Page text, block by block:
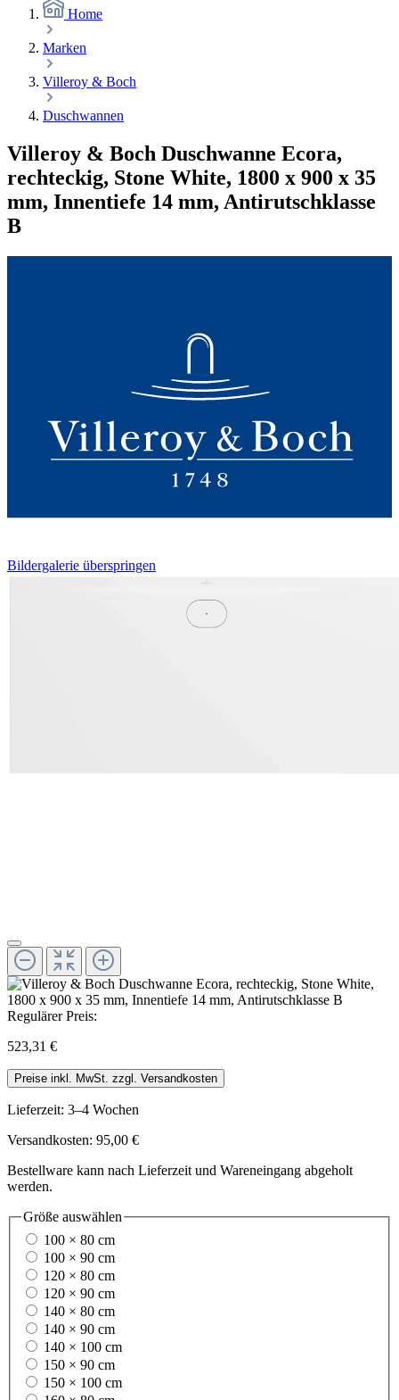
Home
Marken
Villeroy & Boch
Duschwannen
Villeroy & Boch Duschwanne Ecora,
rechteckig, Stone White, 1800 x 900 x 35
mm, Innentiefe 14 mm, Antirutschklasse
B
Bildergalerie überspringen
Regulärer Preis:
523,31 €
Preise inkl. MwSt. zzgl. Versandkosten
Lieferzeit: 3–4 Wochen
Versandkosten: 95,00 €
Bestellware kann nach Lieferzeit und Wareneingang abgeholt
werden.
Größe auswählen
100 × 80 cm
100 × 90 cm
120 × 80 cm
120 × 90 cm
140 × 80 cm
140 × 90 cm
140 × 100 cm
150 × 90 cm
150 × 100 cm